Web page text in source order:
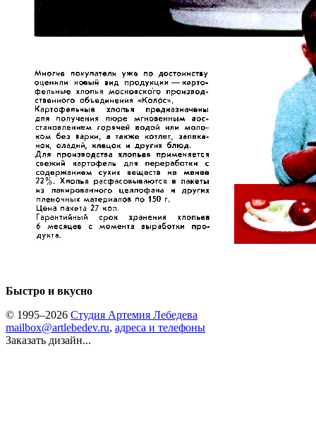
Быстро и вкусно
© 1995–2026 Студия Артемия Лебедева
mailbox@artlebedev.ru, адреса и телефоны
Заказать дизайн...